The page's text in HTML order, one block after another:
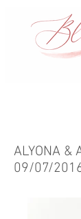
ALYONA &
09/07/